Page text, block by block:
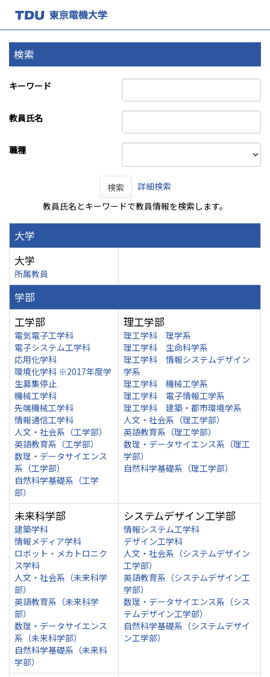
検索
キーワード
教員氏名
職種
検索
詳細検索
教員氏名とキーワードで教員情報を検索します。
大学
大学
所属教員
学部
工学部
電気電子工学科
電子システム工学科
応用化学科
環境化学科 ※2017年度学
生募集停止
機械工学科
先端機械工学科
情報通信工学科
人文・社会系（工学部）
英語教育系（工学部）
数理・データサイエンス
系（工学部）
自然科学基礎系（工学
部）
理工学部
理工学科 理学系
理工学科 生命科学系
理工学科 情報システムデザイン
学系
理工学科 機械工学系
理工学科 電子情報工学系
理工学科 建築・都市環境学系
人文・社会系（理工学部）
英語教育系（理工学部）
数理・データサイエンス系（理工
学部）
自然科学基礎系（理工学部）
未来科学部
建築学科
情報メディア学科
ロボット・メカトロニク
ス学科
人文・社会系（未来科学
部）
英語教育系（未来科学
部）
数理・データサイエンス
系（未来科学部）
自然科学基礎系（未来科
学部）
システムデザイン工学部
情報システム工学科
デザイン工学科
人文・社会系（システムデザイン
工学部）
英語教育系（システムデザイン工
学部）
数理・データサイエンス系（シス
テムデザイン工学部）
自然科学基礎系（システムデザイ
ン工学部）